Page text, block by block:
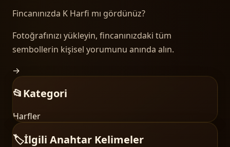
Fincanınızda K Harfi mı gördünüz?
Fotoğrafınızı yükleyin, fincanınızdaki tüm
sembollerin kişisel yorumunu anında alın.
→
📂Kategori
Harfler
🏷️İlgili Anahtar Kelimeler